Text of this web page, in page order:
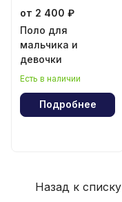
от 2 400 ₽
Поло для
мальчика и
девочки
Есть в наличии
Подробнее
Назад к списку